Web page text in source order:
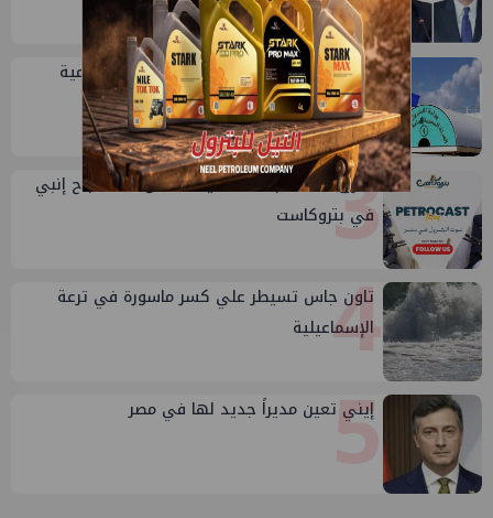
2
خلال أيام: انطلاق ماراثون الجمعيات العمومية
لشركات قطاع البترول
3
طارق محمد عبدالحافظ يتحدث عن قصة نجاح إنبي
في بتروكاست
4
تاون جاس تسيطر علي كسر ماسورة في ترعة
الإسماعيلية
5
إيني تعين مديراً جديد لها في مصر